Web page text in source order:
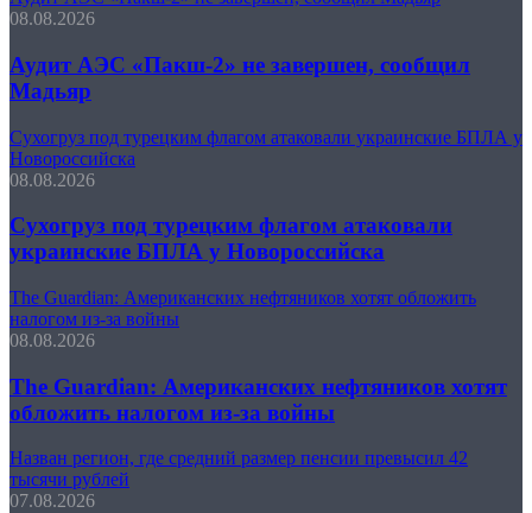
08.08.2026
Аудит АЭС «Пакш-2» не завершен, сообщил
Мадьяр
Сухогруз под турецким флагом атаковали украинские БПЛА у
Новороссийска
08.08.2026
Сухогруз под турецким флагом атаковали
украинские БПЛА у Новороссийска
The Guardian: Американских нефтяников хотят обложить
налогом из-за войны
08.08.2026
The Guardian: Американских нефтяников хотят
обложить налогом из-за войны
Назван регион, где средний размер пенсии превысил 42
тысячи рублей
07.08.2026